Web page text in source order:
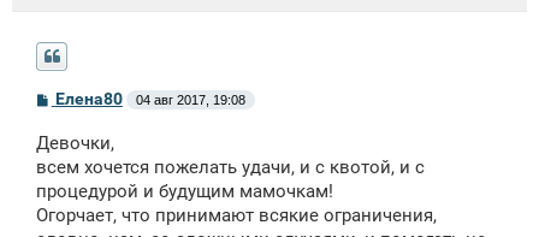
С
о
б
щ
н
и
Елена80 04 авг 2017, 19:08
Девочки,
всем хочется пожелать удачи, и с квотой, и с
процедурой и будущим мамочкам!
Огорчает, что принимают всякие ограничения,